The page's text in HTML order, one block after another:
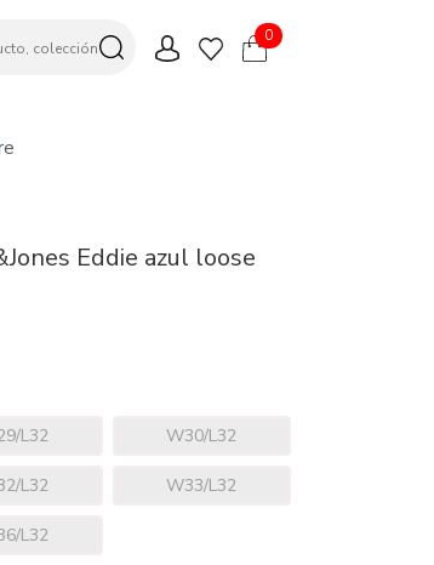
0
Eddie azul loose
L32 W30/L32
L32 W33/L32
L32